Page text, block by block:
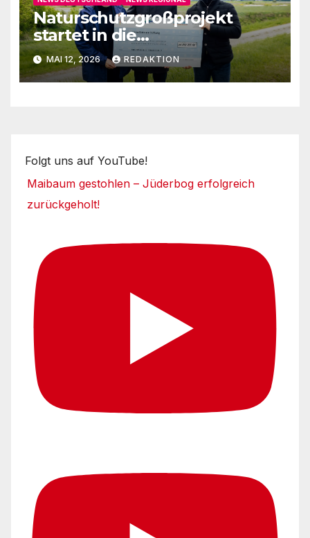
Naturschutzgroßprojekt
startet in die
Umsetzungsphase
MAI 12, 2026 REDAKTION
Folgt uns auf YouTube!
Maibaum gestohlen – Jüderbog erfolgreich
zurückgeholt!